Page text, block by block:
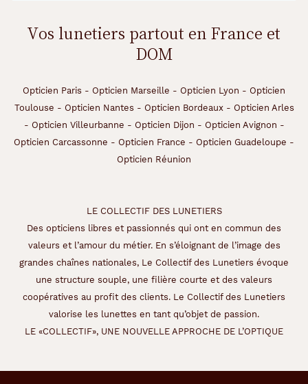
Vos lunetiers partout en France et
DOM
Opticien Paris - Opticien Marseille - Opticien Lyon - Opticien
Toulouse - Opticien Nantes - Opticien Bordeaux- Opticien Arles
- Opticien Villeurbanne - Opticien Dijon - Opticien Avignon -
Opticien Carcassonne - Opticien France - Opticien Guadeloupe -
Opticien Réunion
LE COLLECTIF DES LUNETIERS
Des opticiens libres et passionnés qui ont en commun des
valeurs et l’amour du métier. En s’éloignant de l’image des
grandes chaînes nationales, Le Collectif des Lunetiers évoque
une structure souple, une filière courte et des valeurs
coopératives au profit des clients. Le Collectif des Lunetiers
valorise les lunettes en tant qu’objet de passion.
LE «COLLECTIF», UNE NOUVELLE APPROCHE DE L’OPTIQUE